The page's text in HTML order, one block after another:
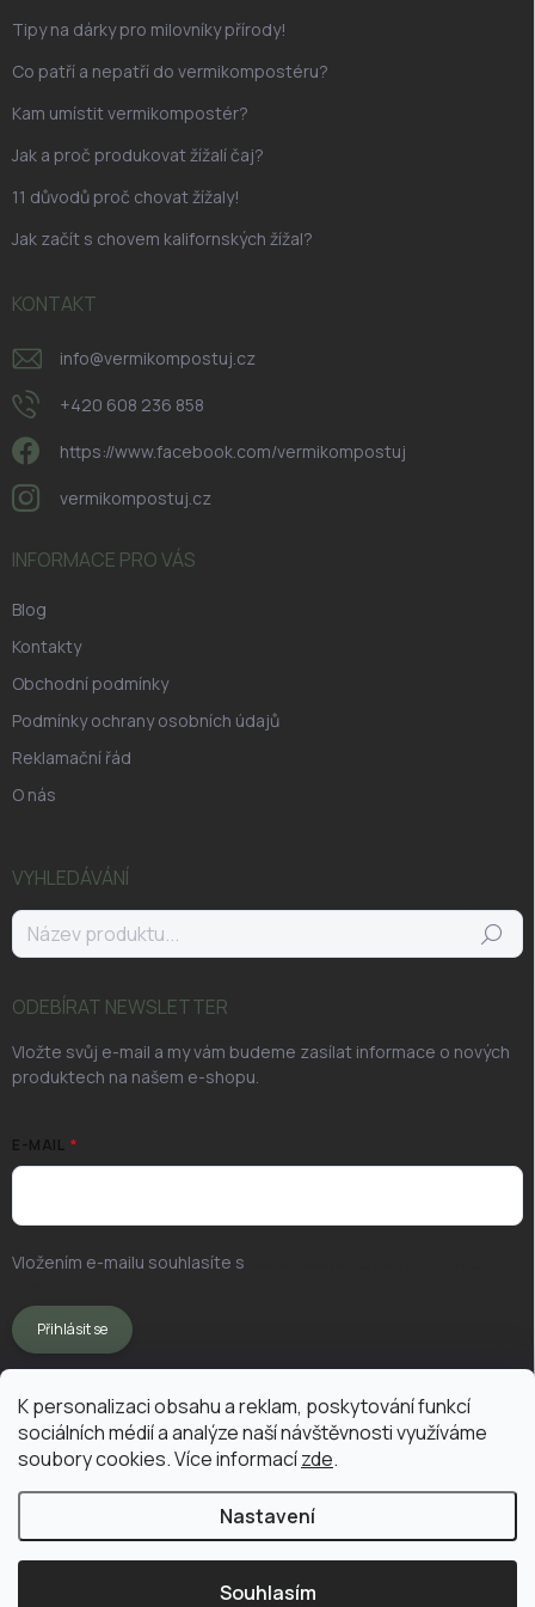
K personalizaci obsahu a reklam, poskytování funkcí
sociálních médií a analýze naší návštěvnosti využíváme
soubory cookies. Více informacízde.
Nastavení
Souhlasím
Tipy na dárky pro milovníky přírody!
Co patří a nepatří do vermikompostéru?
Kam umístit vermikompostér?
Jak a proč produkovat žížalí čaj?
11 důvodů proč chovat žížaly!
Jak začít s chovem kalifornských žížal?
KONTAKT
info@vermikompostuj.cz
+420 608 236 858
https://www.facebook.com/vermikompostuj
vermikompostuj.cz
INFORMACE PRO VÁS
Blog
Kontakty
Obchodní podmínky
Podmínky ochrany osobních údajů
Reklamační řád
O nás
VYHLEDÁVÁNÍ
Hledat
ODEBÍRAT NEWSLETTER
Vložte svůj e-mail a my vám budeme zasílat informace o nových
produktech na našem e-shopu.
E-MAIL
Vložením e-mailu souhlasíte s
Přihlásit se
Copyright 2026Vermikompostuj.cz. Všechna práva vyhrazena.Upravit
nastavení cookies